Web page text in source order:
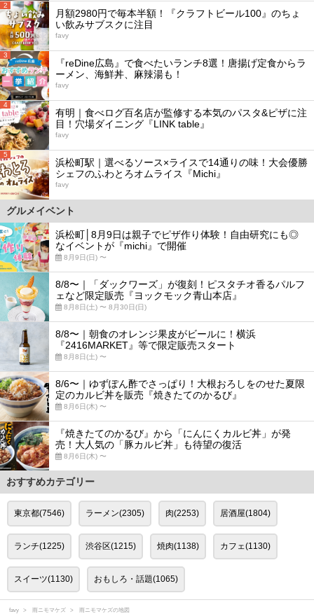
2
月額2980円で毎本半額！『クラフトビール100』のちょ
い飲みサブスクに注目
favy
3
『reDine広島』で食べたいランチ8選！唐揚げ定食からラ
ーメン、海鮮丼、麻辣湯も！
favy
4
有明｜食べログ百名店が監修する本気のパスタ&ピザに注
目！穴場ダイニング『LINK table』
favy
5
浜松町駅｜選べるソース×ライスで14通りの味！大会優勝
シェフのふわとろオムライス『Michi』
favy
グルメイベント
浜松町│8月9日は親子でピザ作り体験！自由研究にも◎
なイベントが『michi』で開催
8月9日(日) 〜
8/8〜｜「ダックワーズ」が復刻！ピスタチオ香るパルフ
ェなど限定販売『ヨックモック青山本店』
8月8日(土) 〜 8月30日(日)
8/8〜｜朝食のオレンジ果皮がビールに！横浜
『2416MARKET』等で限定販売スタート
8月8日(土) 〜
8/6〜｜ゆずぽん酢でさっぱり！大根おろしをのせた夏限
定のカルビ丼を販売『焼きたてのかるび』
8月6日(木) 〜
『焼きたてのかるび』から「にんにくカルビ丼」が発
売！大人気の「豚カルビ丼」も待望の復活
8月6日(木) 〜
おすすめカテゴリー
東京都(7546) ラーメン(2305) 肉(2253) 居酒屋(1804)
ランチ(1225) 渋谷区(1215) 焼肉(1138) カフェ(1130)
スイーツ(1130) おもしろ・話題(1065)
favy 雨ニモマケズ 雨ニモマケズの地図